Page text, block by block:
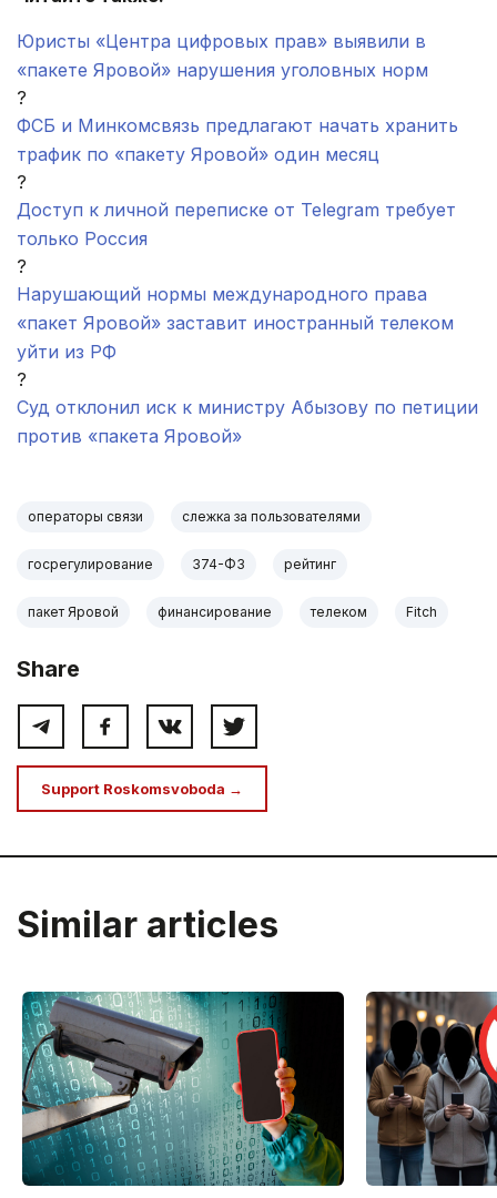
Юристы «Центра цифровых прав» выявили в
«пакете Яровой» нарушения уголовных норм
?
ФСБ и Минкомсвязь предлагают начать хранить
трафик по «пакету Яровой» один месяц
?
Доступ к личной переписке от Telegram требует
только Россия
?
Нарушающий нормы международного права
«пакет Яровой» заставит иностранный телеком
уйти из РФ
?
Суд отклонил​ иск к министру Абызову по петиции
против «пакета Яровой»
операторы связи слежка за пользователями
госрегулирование 374-ФЗ рейтинг
пакет Яровой финансирование телеком Fitch
Share
Support Roskomsvoboda →
Similar articles